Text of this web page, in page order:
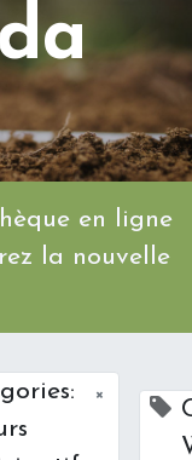
en ligne
la nouvelle
×